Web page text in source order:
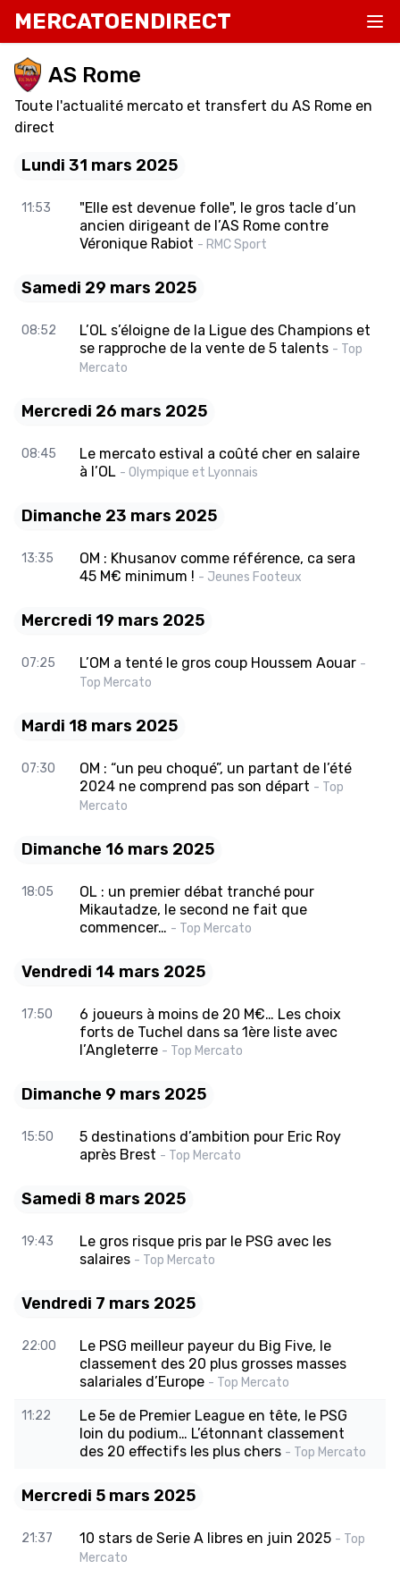
MERCATOENDIRECT
AS Rome
Toute l'actualité mercato et transfert du AS Rome en
direct
Lundi 31 mars 2025
11:53
"Elle est devenue folle", le gros tacle d’un
ancien dirigeant de l’AS Rome contre
Véronique Rabiot - RMC Sport
Samedi 29 mars 2025
08:52
L’OL s’éloigne de la Ligue des Champions et
se rapproche de la vente de 5 talents - Top
Mercato
Mercredi 26 mars 2025
08:45
Le mercato estival a coûté cher en salaire
à l’OL - Olympique et Lyonnais
Dimanche 23 mars 2025
13:35
OM : Khusanov comme référence, ca sera
45 M€ minimum ! - Jeunes Footeux
Mercredi 19 mars 2025
07:25 L’OM a tenté le gros coup Houssem Aouar -
Top Mercato
Mardi 18 mars 2025
07:30
OM : “un peu choqué”, un partant de l’été
2024 ne comprend pas son départ - Top
Mercato
Dimanche 16 mars 2025
18:05
OL : un premier débat tranché pour
Mikautadze, le second ne fait que
commencer… - Top Mercato
Vendredi 14 mars 2025
17:50
6 joueurs à moins de 20 M€… Les choix
forts de Tuchel dans sa 1ère liste avec
l’Angleterre - Top Mercato
Dimanche 9 mars 2025
15:50
5 destinations d’ambition pour Eric Roy
après Brest - Top Mercato
Samedi 8 mars 2025
19:43
Le gros risque pris par le PSG avec les
salaires - Top Mercato
Vendredi 7 mars 2025
22:00
Le PSG meilleur payeur du Big Five, le
classement des 20 plus grosses masses
salariales d’Europe - Top Mercato
11:22
Le 5e de Premier League en tête, le PSG
loin du podium… L’étonnant classement
des 20 effectifs les plus chers - Top Mercato
Mercredi 5 mars 2025
21:37 10 stars de Serie A libres en juin 2025 - Top
Mercato